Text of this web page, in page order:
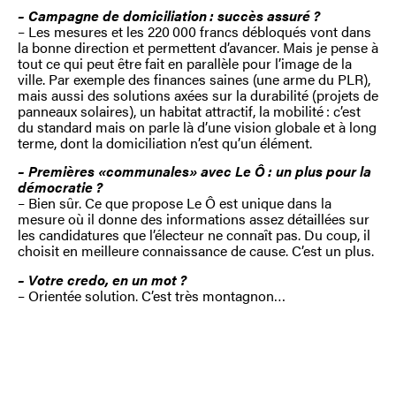
– Campagne de domiciliation : succès assuré ?
– Les mesures et les 220 000 francs débloqués vont dans
la bonne direction et permettent d’avancer. Mais je pense à
tout ce qui peut être fait en parallèle pour l’image de la
ville. Par exemple des finances saines (une arme du PLR),
mais aussi des solutions axées sur la durabilité (projets de
panneaux solaires), un habitat attractif, la mobilité : c’est
du standard mais on parle là d’une vision globale et à long
terme, dont la domiciliation n’est qu’un élément.
– Premières «communales» avec Le Ô : un plus pour la
démocratie ?
– Bien sûr. Ce que propose Le Ô est unique dans la
mesure où il donne des informations assez détaillées sur
les candidatures que l’électeur ne connaît pas. Du coup, il
choisit en meilleure connaissance de cause. C’est un plus.
– Votre credo, en un mot ?
– Orientée solution. C’est très montagnon…